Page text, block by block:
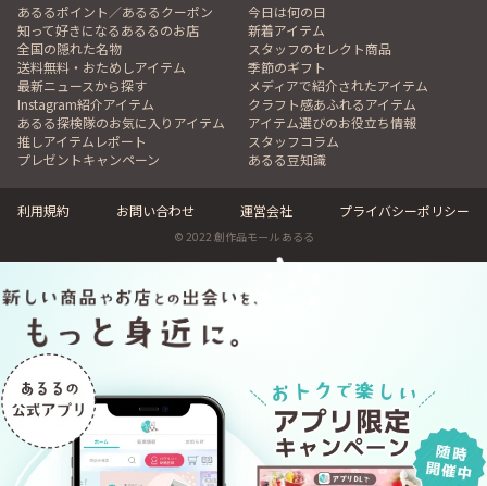
あるるポイント／あるるクーポン
今日は何の日
知って好きになるあるるのお店
新着アイテム
全国の隠れた名物
スタッフのセレクト商品
送料無料・おためしアイテム
季節のギフト
最新ニュースから探す
メディアで紹介されたアイテム
Instagram紹介アイテム
クラフト感あふれるアイテム
あるる探検隊のお気に入りアイテム
アイテム選びのお役立ち情報
推しアイテムレポート
スタッフコラム
プレゼントキャンペーン
あるる豆知識
利用規約 お問い合わせ 運営会社 プライバシーポリシー
© 2022 創作品モール あるる